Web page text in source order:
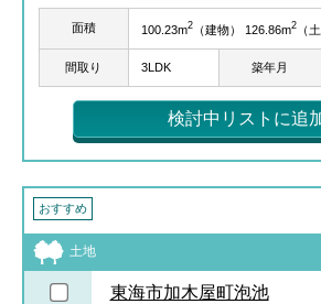
面積 100.23m2（建物） 126.86m2（土
間取り 3LDK 築年月
検討中リストに追
おすすめ
土地
東海市加木屋町泡池